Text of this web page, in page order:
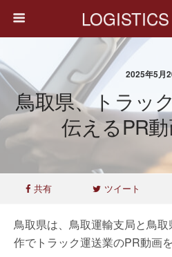
2025年5月
鳥取県、トラッ
伝えるPR
共有 ツイート
鳥取県は、鳥取運輸支局と鳥
作でトラック運送業のPR動画